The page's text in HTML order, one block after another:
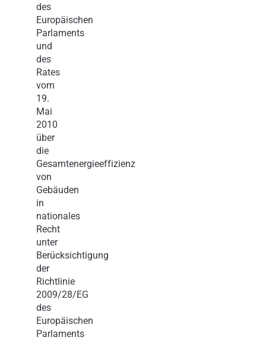
des
Europäischen
Parlaments
und
des
Rates
vom
19.
Mai
2010
über
die
Gesamtenergieeffizienz
von
Gebäuden
in
nationales
Recht
unter
Berücksichtigung
der
Richtlinie
2009/28/EG
des
Europäischen
Parlaments